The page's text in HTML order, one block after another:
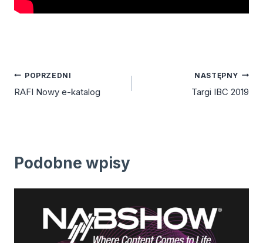
Nawigacja
wpisu
POPRZEDNI
RAFI Nowy e-katalog
NASTĘPNY
Targi IBC 2019
Podobne wpisy